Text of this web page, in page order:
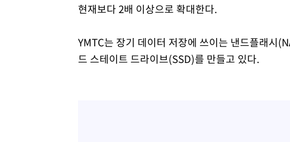
현재보다 2배 이상으로 확대한다.
YMTC는 장기 데이터 저장에 쓰이는 낸드플래시
드 스테이트 드라이브(SSD)를 만들고 있다.